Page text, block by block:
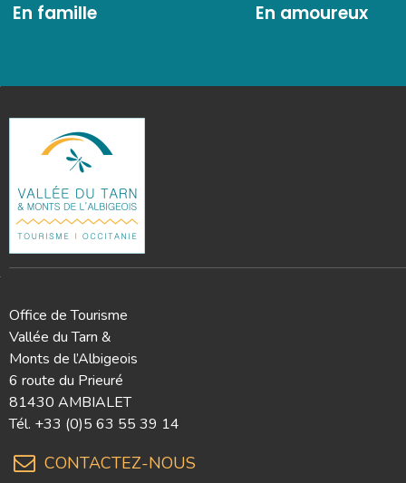
En famille En amoureux
Office de Tourisme
Vallée du Tarn &
Monts de l’Albigeois
6 route du Prieuré
81430 AMBIALET
Tél. +33 (0)5 63 55 39 14
CONTACTEZ-NOUS